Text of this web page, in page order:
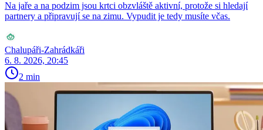
Na jaře a na podzim jsou krtci obzvláště aktivní, protože si hledají
partnery a připravují se na zimu. Vypudit je tedy musíte včas.
Chalupáři-Zahrádkáři
6. 8. 2026, 20:45
2 min